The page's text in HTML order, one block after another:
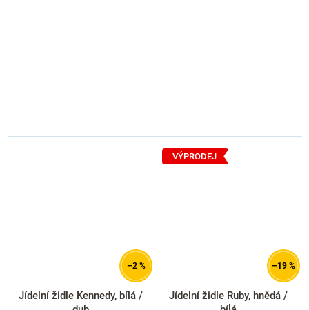
–2 %
Jídelní židle Kennedy, bílá /
VÝPRODEJ
–19 %
Jídelní židle Ruby, hnědá /